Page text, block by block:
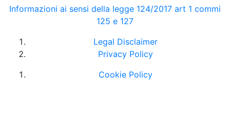
Informazioni ai sensi della legge 124/2017 art 1 commi
125 e 127
Legal Disclaimer
Privacy Policy
Cookie Policy